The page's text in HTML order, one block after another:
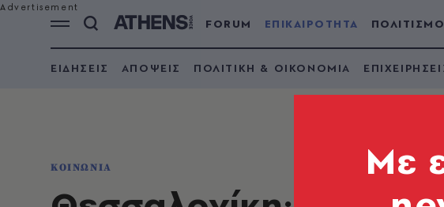
FORUM ΕΠΙΚΑΙΡΟΤΗΤΑ
ΕΙΔΗΣΕΙΣ ΑΠΟΨΕΙΣ ΠΟΛΙΤΙΚΗ & ΟΙΚΟΝΟΜΙΑ
ΚΟΙΝΩΝΙΑ
Mε